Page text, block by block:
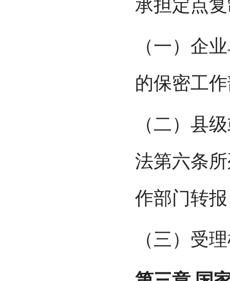
承担定点
（一）企
的保密工
（二）县
法第六条
作部门转
（三）受